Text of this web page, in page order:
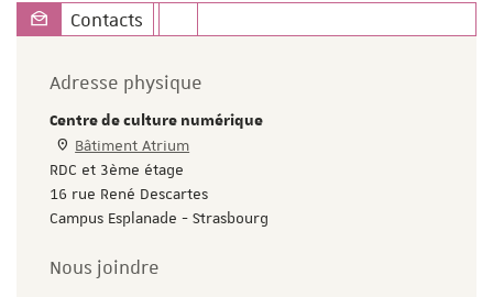
Contacts
Adresse physique
Centre de culture numérique
Bâtiment Atrium
RDC et 3ème étage
16 rue René Descartes
Campus Esplanade - Strasbourg
Nous joindre